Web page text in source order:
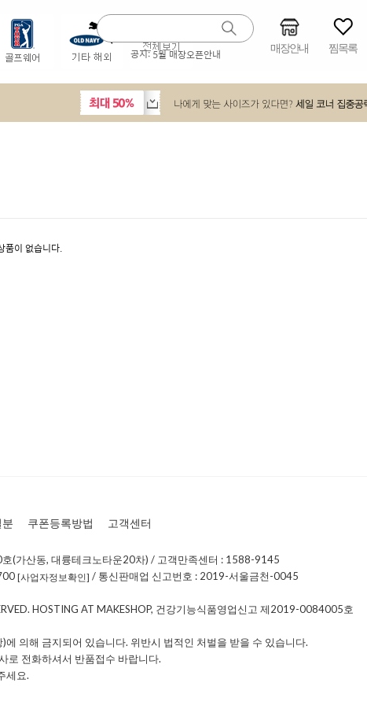
공지:5월 매장오픈안내 매장안내 찜목록
품이 없습니다.
쿠폰등록방법 고객센터
(가산동, 대륭테크노타운20차) / 고객만족센터 : 1588-9145
[사업자정보확인] / 통신판매업 신고번호 : 2019-서울금천-0045
HOSTING AT MAKESHOP, 건강기능식품영업신고 제2019-0084005호
의해 금지되어 있습니다. 위반시 법적인 처벌을 받을 수 있습니다.
로 전화하셔서 반품접수 바랍니다.
세요.